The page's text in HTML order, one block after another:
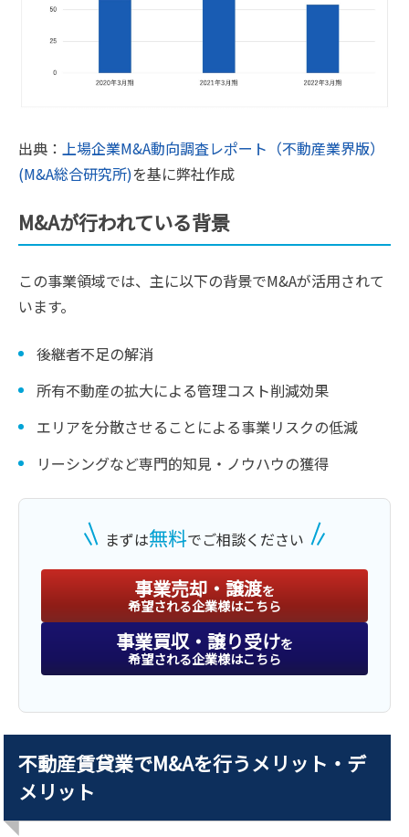
出典： 上場企業M&A動向調査レポート（不動産業界版）
(M&A総合研究所)を基に弊社作成
M&Aが行われている背景
この事業領域では、主に以下の背景でM&Aが活用されて
います。
後継者不足の解消
所有不動産の拡大による管理コスト削減効果
エリアを分散させることによる事業リスクの低減
リーシングなど専門的知見・ノウハウの獲得
まずは無料でご相談ください
事業売却・譲渡を
希望される企業様はこちら
事業買収・譲り受けを
希望される企業様はこちら
不動産賃貸業でM&Aを行うメリット・デ
メリット